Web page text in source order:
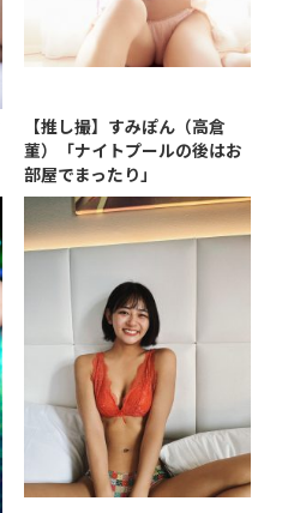
【推し撮】すみぽん（高倉
菫）「ナイトプールの後はお
部屋でまったり」